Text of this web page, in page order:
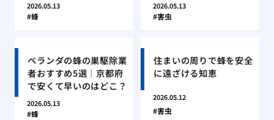
2026.05.13
蜂
2026.05.13
害虫
ベランダの蜂の巣駆除業
者おすすめ5選｜京都府
で安くて早いのはどこ？
2026.05.13
蜂
住まいの周りで蜂を安全
に遠ざける知恵
2026.05.12
害虫